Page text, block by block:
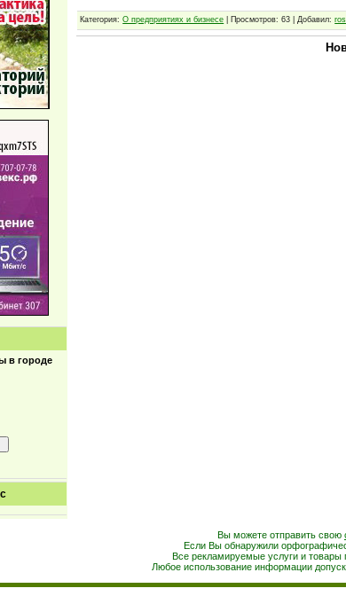
в городе
Категория:О предприятиях и бизнесе | Просмотров: 63 | Добавил:
Вы можете отправить свою
Если Вы обнаружили
Все рекламируемые услуги и товары
Любое использование информации